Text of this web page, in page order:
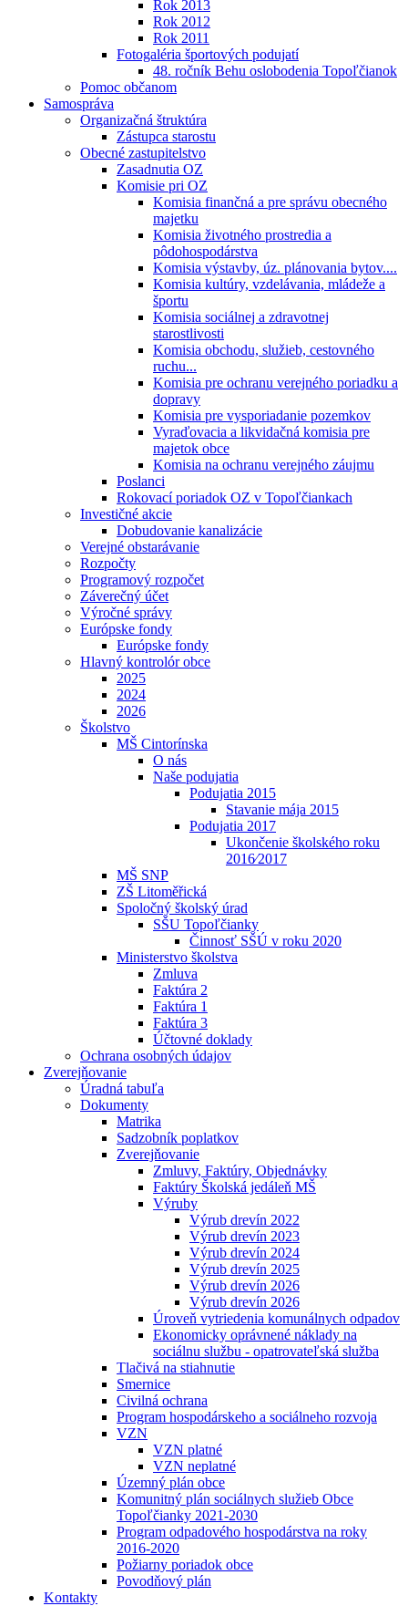
Rok 2013
Rok 2012
Rok 2011
Fotogaléria športových podujatí
48. ročník Behu oslobodenia Topoľčianok
Pomoc občanom
Samospráva
Organizačná štruktúra
Zástupca starostu
Obecné zastupitelstvo
Zasadnutia OZ
Komisie pri OZ
Komisia finančná a pre správu obecného
majetku
Komisia životného prostredia a
pôdohospodárstva
Komisia výstavby, úz. plánovania bytov....
Komisia kultúry, vzdelávania, mládeže a
športu
Komisia sociálnej a zdravotnej
starostlivosti
Komisia obchodu, služieb, cestovného
ruchu...
Komisia pre ochranu verejného poriadku a
dopravy
Komisia pre vysporiadanie pozemkov
Vyraďovacia a likvidačná komisia pre
majetok obce
Komisia na ochranu verejného záujmu
Poslanci
Rokovací poriadok OZ v Topoľčiankach
Investičné akcie
Dobudovanie kanalizácie
Verejné obstarávanie
Rozpočty
Programový rozpočet
Záverečný účet
Výročné správy
Európske fondy
Európske fondy
Hlavný kontrolór obce
2025
2024
2026
Školstvo
MŠ Cintorínska
O nás
Naše podujatia
Podujatia 2015
Stavanie mája 2015
Podujatia 2017
Ukončenie školského roku
2016⁄2017
MŠ SNP
ZŠ Litoměřická
Spoločný školský úrad
SŠU Topoľčianky
Činnosť SŠÚ v roku 2020
Ministerstvo školstva
Zmluva
Faktúra 2
Faktúra 1
Faktúra 3
Účtovné doklady
Ochrana osobných údajov
Zverejňovanie
Úradná tabuľa
Dokumenty
Matrika
Sadzobník poplatkov
Zverejňovanie
Zmluvy, Faktúry, Objednávky
Faktúry Školská jedáleň MŠ
Výruby
Výrub drevín 2022
Výrub drevín 2023
Výrub drevín 2024
Výrub drevín 2025
Výrub drevín 2026
Výrub drevín 2026
Úroveň vytriedenia komunálnych odpadov
Ekonomicky oprávnené náklady na
sociálnu službu - opatrovateľská služba
Tlačivá na stiahnutie
Smernice
Civilná ochrana
Program hospodárskeho a sociálneho rozvoja
VZN
VZN platné
VZN neplatné
Územný plán obce
Komunitný plán sociálnych služieb Obce
Topoľčianky 2021-2030
Program odpadového hospodárstva na roky
2016-2020
Požiarny poriadok obce
Povodňový plán
Kontakty